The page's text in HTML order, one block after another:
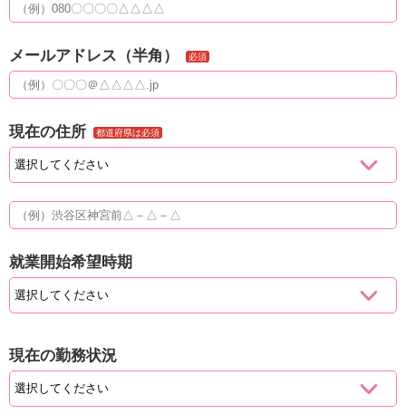
メールアドレス（半角） 必須
現在の住所 都道府県は必須
就業開始希望時期
現在の勤務状況